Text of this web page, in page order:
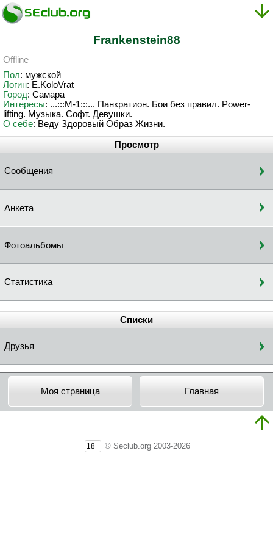
Frankenstein88
Offline
Пол: мужской
Логин: E.KoloVrat
Город: Самара
Интересы: ...:::M-1:::... Панкратион. Бои без правил. Power-
lifting. Музыка. Софт. Девушки.
О себе: Веду Здоровый Образ Жизни.
Просмотр
Сообщения
Анкета
Фотоальбомы
Статистика
Списки
Друзья
Моя страница Главная
18+ © Seclub.org 2003-2026